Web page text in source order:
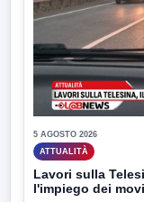
5 AGOSTO 2026
ATTUALITÀ
Lavori sulla
l'impiego dei